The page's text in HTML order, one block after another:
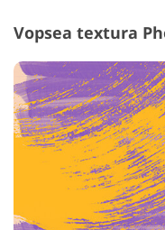
Vopsea textura